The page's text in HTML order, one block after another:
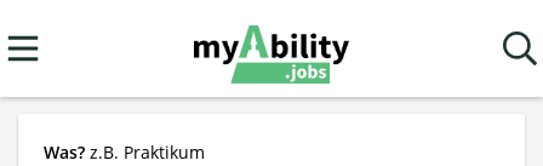
Was? z.B. Praktikum